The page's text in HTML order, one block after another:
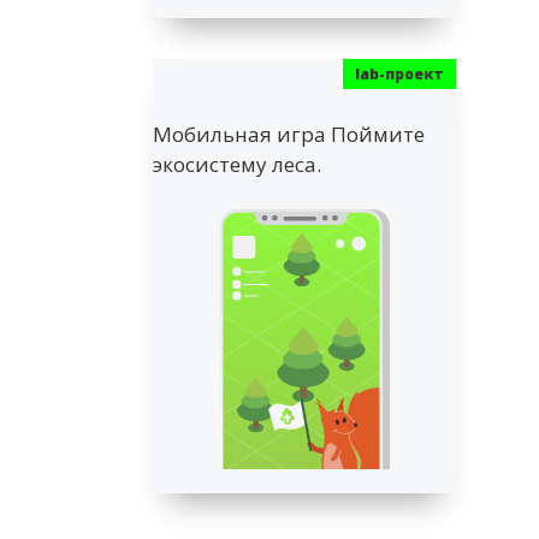
Мобильная игра Поймите
экосистему леса.